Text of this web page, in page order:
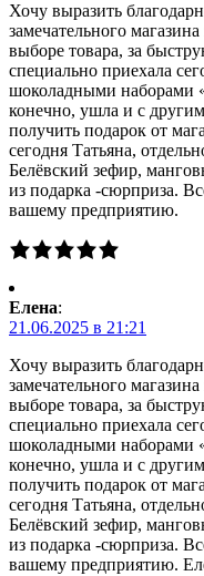
Хочу выразить
замечательного
выборе товара, за
специально приехала
шоколадными наборами
конечно, ушла и с
получить подарок от
сегодня Татьяна,
Белёвский зефир,
из подарка -сюрприза.
вашему предприятию.
Елена:
21.06.2025 в 21:21
Хочу выразить
замечательного
выборе товара, за
специально приехала
шоколадными наборами
конечно, ушла и с
получить подарок от
сегодня Татьяна,
Белёвский зефир,
из подарка -сюрприза.
вашему предприятию.